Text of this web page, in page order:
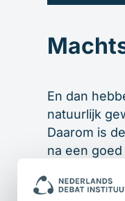
En dan
natuurlijk
Daarom is
na een